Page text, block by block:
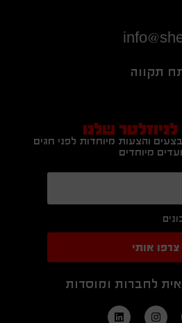
שלנו
והצעות מיוחדות לפני חגים
מיוחדים
צרפו אותי
לחברות ומוסדות